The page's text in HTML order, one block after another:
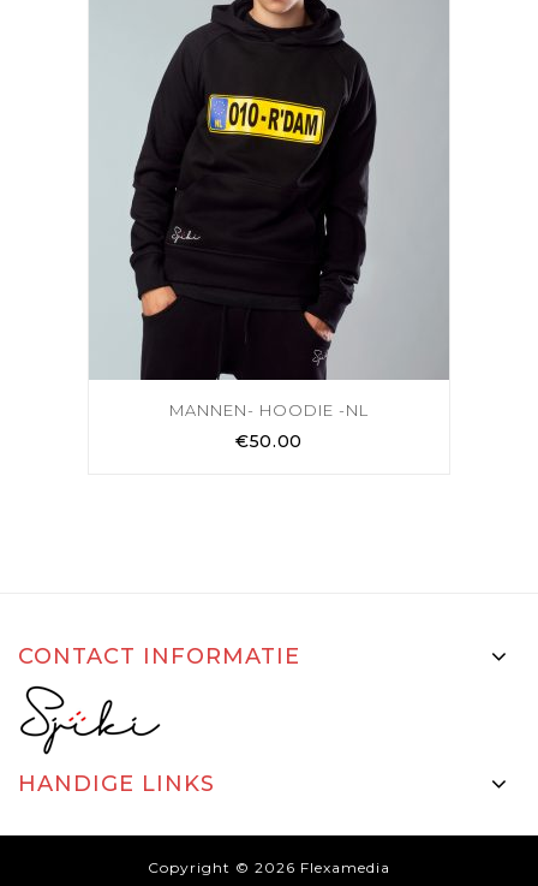
MANNEN- HOODIE -NL
€50.00
CONTACT INFORMATIE
HANDIGE LINKS
Copyright © 2026 Flexamedia